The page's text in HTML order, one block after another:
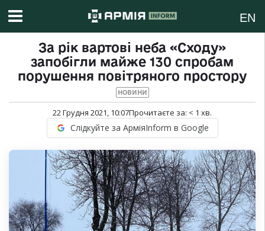
EN
За рік вартові неба «Сходу»
запобігли майже 130 спробам
порушення повітряного простору
НОВИНИ
22 Грудня 2021, 10:07Прочитаєте за: < 1 хв.
Слідкуйте за АрміяInform в Google